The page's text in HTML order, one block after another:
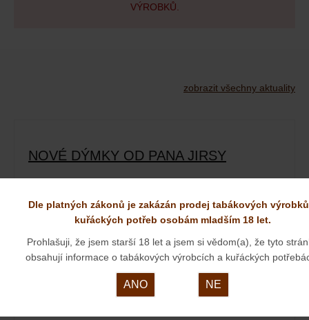
VÝROBKŮ.
zobrazit všechny aktuality
NOVÉ DÝMKY OD PANA JIRSY
Dle platných zákonů je zakázán prodej tabákových
kuřáckých potřeb osobám mladším 18 let.
Prohlašuji, že jsem starší 18 let a jsem si vědom(a), že tyto
obsahují informace o tabákových výrobcích a kuřáckých
ANO NE